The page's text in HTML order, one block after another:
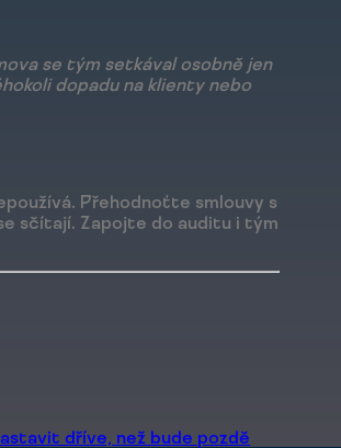
se tým setkával osobně jen
dopadu na klienty nebo
Přehodnoťte smlouvy s
sčítají. Zapojte do auditu i tým
dříve, než bude pozdě